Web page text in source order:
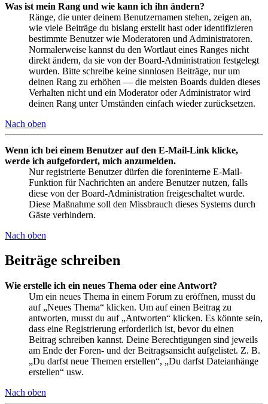
Was ist mein Rang und wie kann ich ihn ändern?
Ränge, die unter deinem Benutzernamen stehen, zeigen an,
wie viele Beiträge du bislang erstellt hast oder identifizieren
bestimmte Benutzer wie Moderatoren und Administratoren.
Normalerweise kannst du den Wortlaut eines Ranges nicht
direkt ändern, da sie von der Board-Administration festgelegt
wurden. Bitte schreibe keine sinnlosen Beiträge, nur um
deinen Rang zu erhöhen — die meisten Boards dulden dieses
Verhalten nicht und ein Moderator oder Administrator wird
deinen Rang unter Umständen einfach wieder zurücksetzen.
Nach oben
Wenn ich bei einem Benutzer auf den E-Mail-Link klicke,
werde ich aufgefordert, mich anzumelden.
Nur registrierte Benutzer dürfen die foreninterne E-Mail-
Funktion für Nachrichten an andere Benutzer nutzen, falls
diese von der Board-Administration freigeschaltet wurde.
Diese Maßnahme soll den Missbrauch dieses Systems durch
Gäste verhindern.
Nach oben
Beiträge schreiben
Wie erstelle ich ein neues Thema oder eine Antwort?
Um ein neues Thema in einem Forum zu eröffnen, musst du
auf „Neues Thema“ klicken. Um auf einen Beitrag zu
antworten, musst du auf „Antworten“ klicken. Es könnte sein,
dass eine Registrierung erforderlich ist, bevor du einen
Beitrag schreiben kannst. Deine Berechtigungen sind jeweils
am Ende der Foren- und der Beitragsansicht aufgelistet. Z. B.
„Du darfst neue Themen erstellen“, „Du darfst Dateianhänge
erstellen“ usw.
Nach oben